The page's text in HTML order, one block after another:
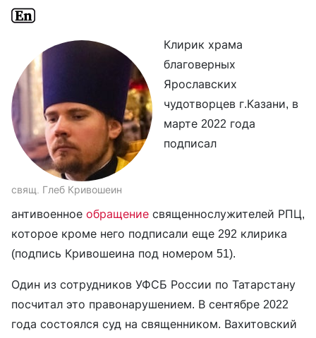
свящ. Глеб Кривошеин
Клирик храма
благоверных
Ярославских
чудотворцев г.Казани, в
марте 2022 года
подписал
антивоенное обращение священнослужителей РПЦ,
которое кроме него подписали еще 292 клирика
(подпись Кривошеина под номером 51).
Один из сотрудников УФСБ России по Татарстану
посчитал это правонарушением. В сентябре 2022
года состоялся суд на священником. Вахитовский